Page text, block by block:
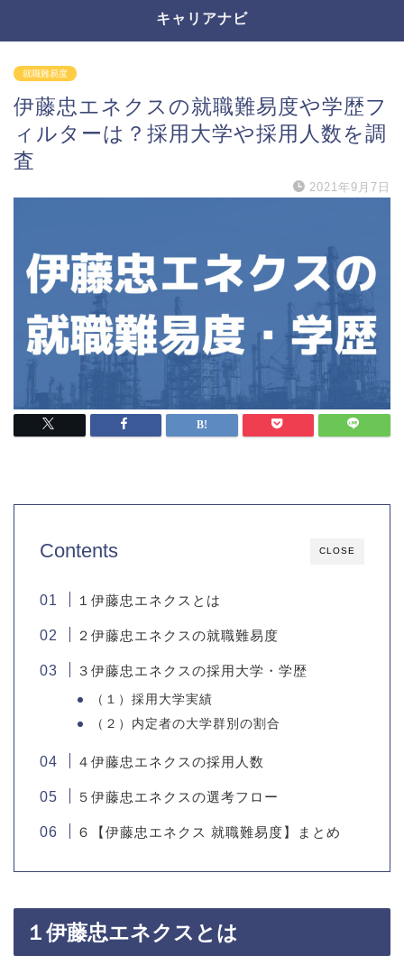
キャリアナビ
就職難易度
伊藤忠エネクスの就職難易度や学歴フ
ィルターは？採用大学や採用人数を調
査
2021年9月7日
CLOSE
Contents
１伊藤忠エネクスとは
２伊藤忠エネクスの就職難易度
３伊藤忠エネクスの採用大学・学歴
（１）採用大学実績
（２）内定者の大学群別の割合
４伊藤忠エネクスの採用人数
５伊藤忠エネクスの選考フロー
６【伊藤忠エネクス 就職難易度】まとめ
１伊藤忠エネクスとは